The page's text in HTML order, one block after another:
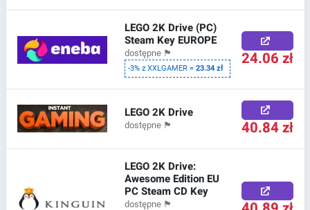
LEGO 2K Drive (PC)
Steam Key EUROPE
dostępne 🏴
-3% z XXLGAMER =23.34 zł 24.06 zł
LEGO 2K Drive
dostępne 🏴 40.84 zł
LEGO 2K Drive:
Awesome Edition EU
PC Steam CD Key
dostępne 🏴